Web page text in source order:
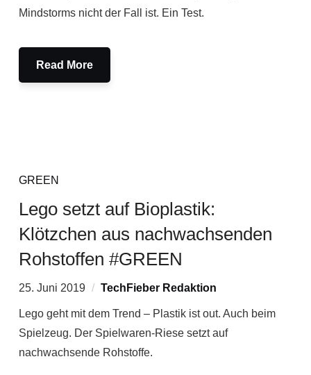
Mindstorms nicht der Fall ist. Ein Test.
Read More
GREEN
Lego setzt auf Bioplastik:
Klötzchen aus nachwachsenden
Rohstoffen #GREEN
25. Juni 2019 TechFieber Redaktion
Lego geht mit dem Trend – Plastik ist out. Auch beim
Spielzeug. Der Spielwaren-Riese setzt auf
nachwachsende Rohstoffe.